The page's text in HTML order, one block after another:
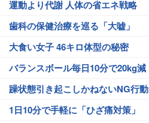
運動より代謝 人体の省エネ戦略
歯科の保健治療を巡る「大嘘」
大食い女子 46キロ体型の秘密
バランスボール毎日10分で20kg減
躁状態引き起こしかねないNG行動
1日10分で手軽に「ひざ痛対策」